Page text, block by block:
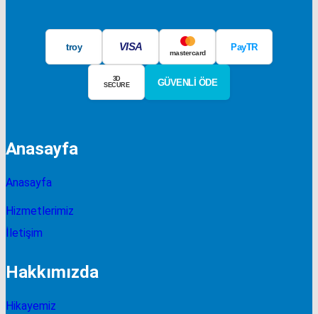
troy VISA mastercard
PayTR
3D
SECURE
GÜVENLİ ÖDE
Anasayfa
Anasayfa
Hizmetlerimiz
İletişim
Hakkımızda
Hikayemiz